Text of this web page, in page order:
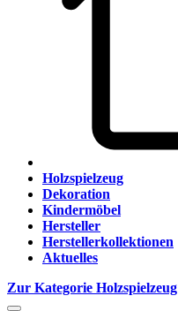
Holzspielzeug
Dekoration
Kindermöbel
Hersteller
Herstellerkollektionen
Aktuelles
Zur Kategorie Holzspielzeug